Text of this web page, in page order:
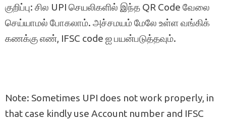
குறிப்பு: சில UPI செயலிகளில் இந்த QR Code வேலை
செய்யாமல் போகலாம். அச்சமயம் மேலே உள்ள வங்கிக்
கணக்கு எண், IFSC code ஐ பயன்படுத்தவும்.
Note: Sometimes UPI does not work properly, in
that case kindly use Account number and IFSC